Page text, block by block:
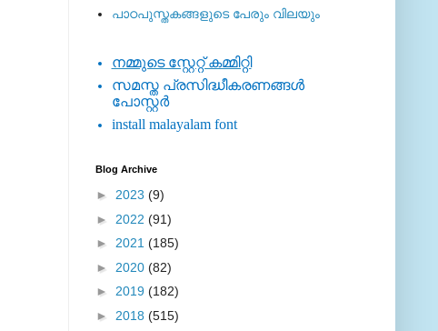
പാഠപുസ്തകങ്ങളുടെ പേരും വിലയും
നമ്മുടെ സ്റ്റേറ്റ് കമ്മിറ്റി
സമസ്ത പ്രസിദ്ധീകരണങ്ങള്‍
പോസ്റ്റര്‍
install malayalam font
Blog Archive
► 2023 (9)
► 2022 (91)
► 2021 (185)
► 2020 (82)
► 2019 (182)
► 2018 (515)